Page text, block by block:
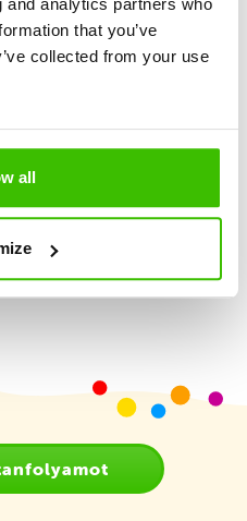
that you’ve
collected from your use
all
és élményszerzésen
matricákkal